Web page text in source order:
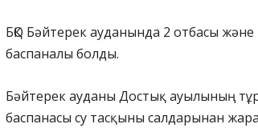
БҚО Бәйтерек ауданында 2 отбасы
баспаналы болды.
Бәйтерек ауданы Достық ауылының
баспанасы су тасқыны салдарынан